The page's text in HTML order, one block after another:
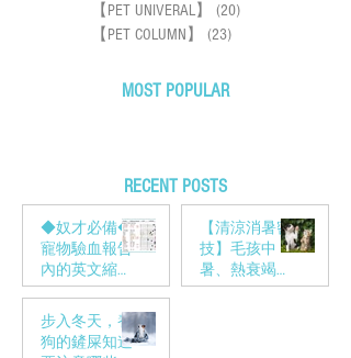
【PET UNIVERAL】
(20)
【PET COLUMN】
(23)
MOST POPULAR
RECENT POSTS
◆奴才必備◆
寵物驗血報告
內的英文縮寫
到底在說什麼
呢?
【清涼消暑密
技】毛孩中
暑、熱衰竭的
預防對策！
步入冬天，養
狗的鏟屎知道